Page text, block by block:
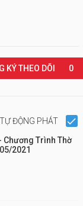
KÝ THEO DÕI 0
TỰ ĐỘNG PHÁT
Chương Trình Thờ
2021